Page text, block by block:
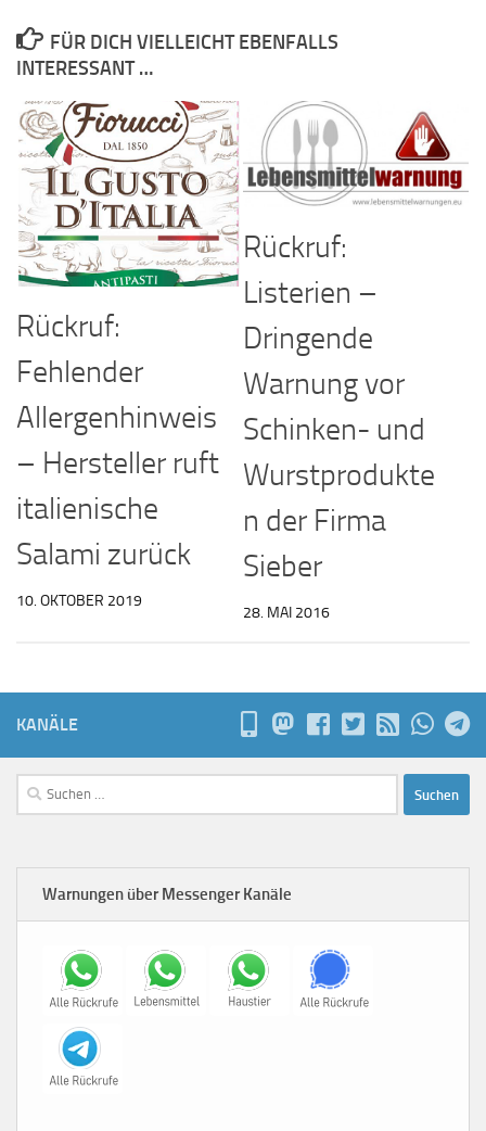
FÜR DICH VIELLEICHT EBENFALLS
INTERESSANT …
Rückruf:
Fehlender
Allergenhinweis
– Hersteller ruft
italienische
Salami zurück
10. OKTOBER 2019
Rückruf:
Listerien –
Dringende
Warnung vor
Schinken- und
Wurstprodukte
n der Firma
Sieber
28. MAI 2016
KANÄLE
Suchen
nach:
Warnungen über Messenger Kanäle